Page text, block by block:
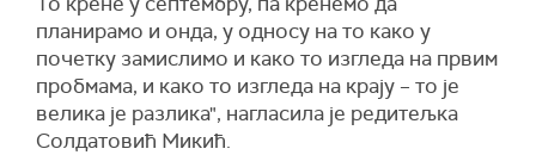
планирамо и онда, у односу на то како у
почетку замислимо и како то изгледа на првим
пробмама, и како то изгледа на крају – то је
велика је разлика", нагласила је редитељка
Солдатовић Микић.